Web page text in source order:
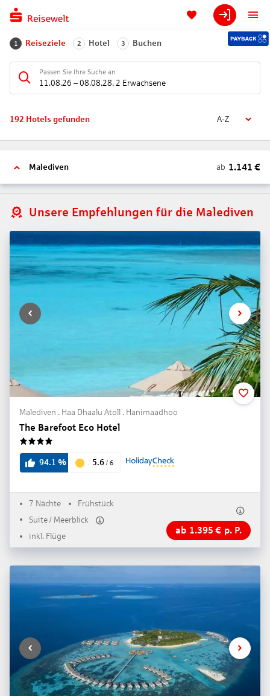
1 Reiseziele 2 Hotel 3 Buchen
Passen Sie Ihre Suche an
11.08.26 – 08.08.28, 2 Erwachsene
192 Hotels gefunden A-Z
Malediven ab 1.141 €
Unsere Empfehlungen für die Malediven
Malediven . Haa Dhaalu Atoll . Hanimaadhoo
The Barefoot Eco Hotel
94.1 % 5.6 / 6
7 Nächte
Frühstück
Suite / Meerblick
inkl. Flüge
ab 1.395 € p. P.